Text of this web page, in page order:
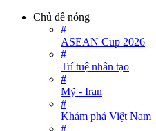
Chủ đề nóng
#
ASEAN Cup 2026
#
Trí tuệ nhân tạo
#
Mỹ - Iran
#
Khám phá Việt Nam
#